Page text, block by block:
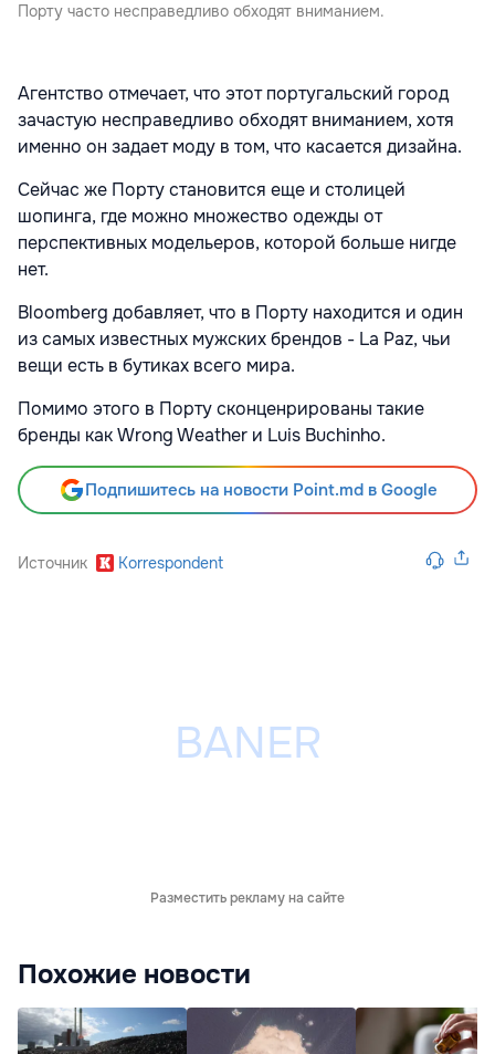
Порту часто несправедливо обходят вниманием.
Агентство отмечает, что этот португальский город
зачастую несправедливо обходят вниманием, хотя
именно он задает моду в том, что касается дизайна.
Сейчас же Порту становится еще и столицей
шопинга, где можно множество одежды от
перспективных модельеров, которой больше нигде
нет.
Bloomberg добавляет, что в Порту находится и один
из самых известных мужских брендов - La Paz, чьи
вещи есть в бутиках всего мира.
Помимо этого в Порту сконценрированы такие
бренды как Wrong Weather и Luis Buchinho.
Подпишитесь на новости Point.md в Google
Источник Korrespondent
Разместить рекламу на сайте
Похожие новости